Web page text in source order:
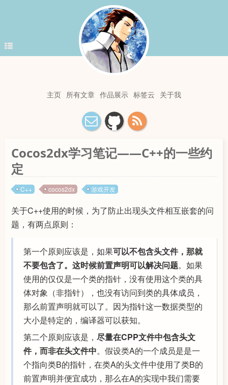
主页 所有文章 作品展示 标签云 关于我
Cocos2dx学习笔记——C++的一些约
定
C++ cocos2dx 游戏开发
关于C++使用的时候，为了防止出现头文件相互嵌套的问
题，有两点原则：
第一个原则应该是，如果可以不包含头文件，那就
不要包含了。这时候前置声明可以解决问题。如果
使用的仅仅是一个类的指针，没有使用这个类的具
体对象（非指针），也没有访问到类的具体成员，
那么前置声明就可以了。因为指针这一数据类型的
大小是特定的，编译器可以获知。
第二个原则应该是， 尽量在CPP文件中包含头文
件，而非在头文件中。假设类A的一个成员是是一
个指向类B的指针，在类A的头文件中使用了类B的
前置声明并便宜成功，那么在A的实现中我们需要